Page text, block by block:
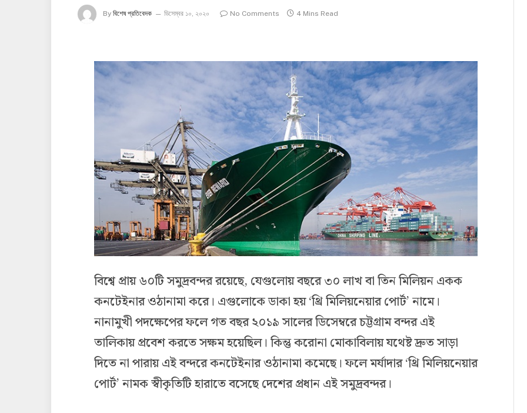
By বিশেষ প্রতিবেদক ডিসেম্বর ১০, ২০২০ No Comments 4 Mins Read
বিশ্বে প্রায় ৬০টি সমুদ্রবন্দর রয়েছে, যেগুলোয় বছরে ৩০ লাখ বা তিন মিলিয়ন একক
কনটেইনার ওঠানামা করে। এগুলোকে ডাকা হয় ‘থ্রি মিলিয়নেয়ার পোর্ট’ নামে।
নানামুখী পদক্ষেপের ফলে গত বছর ২০১৯ সালের ডিসেম্বরে চট্টগ্রাম বন্দর এই
তালিকায় প্রবেশ করতে সক্ষম হয়েছিল। কিন্তু করোনা মোকাবিলায় যথেষ্ট দ্রুত সাড়া
দিতে না পারায় এই বন্দরে কনটেইনার ওঠানামা কমেছে। ফলে মর্যাদার ‘থ্রি মিলিয়নেয়ার
পোর্ট’ নামক স্বীকৃতিটি হারাতে বসেছে দেশের প্রধান এই সমুদ্রবন্দর।